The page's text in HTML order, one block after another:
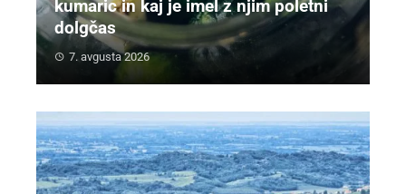
kumaric in kaj je imel z njim poletni
dolgčas
7. avgusta 2026